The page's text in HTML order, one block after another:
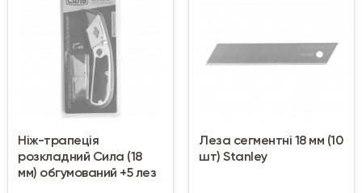
Ніж-трапеція
розкладний Сила (18
мм) обгумований +5 лез
Леза сегментні 18 мм (10
шт) Stanley